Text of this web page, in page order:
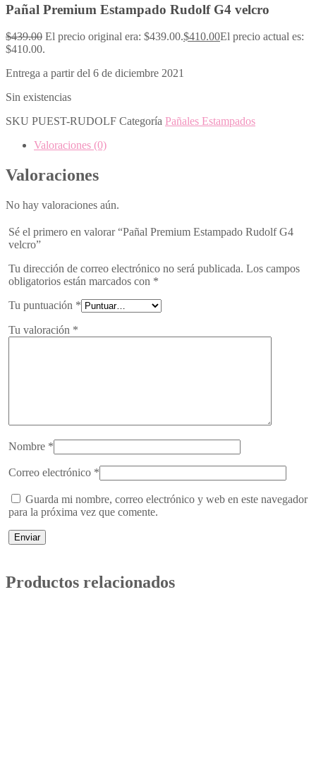
Pañal Premium Estampado Rudolf G4 velcro
$439.00 El precio original era: $439.00.$410.00El precio actual es:
$410.00.
Entrega a partir del 6 de diciembre 2021
Sin existencias
SKU PUEST-RUDOLF Categoría Pañales Estampados
Valoraciones (0)
Valoraciones
No hay valoraciones aún.
Sé el primero en valorar “Pañal Premium Estampado Rudolf G4
velcro”
Tu dirección de correo electrónico no será publicada. Los campos
obligatorios están marcados con *
Tu puntuación *
Tu valoración *
Nombre *
Correo electrónico *
Guarda mi nombre, correo electrónico y web en este navegador
para la próxima vez que comente.
Productos relacionados